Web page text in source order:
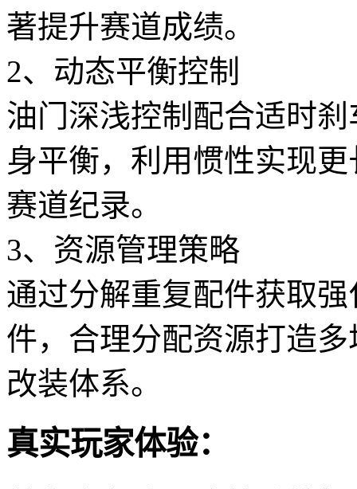
著提升赛道成绩。
2、动态平衡控制
油门深浅控制配合适时
身平衡，利用惯性实现
赛道纪录。
3、资源管理策略
通过分解重复配件获取
件，合理分配资源打造
改装体系。
真实玩家体验：